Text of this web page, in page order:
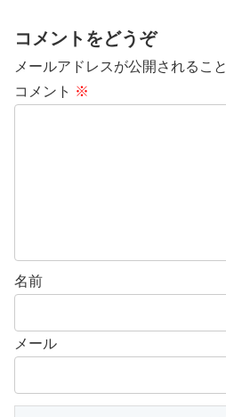
コメントをどうぞ
メールアドレスが公開されるこ
コメント ※
名前
メール